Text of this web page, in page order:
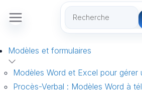
Modèles et formulaires
Modèles Word et Excel pour gérer
Procès-Verbal : Modèles Word à